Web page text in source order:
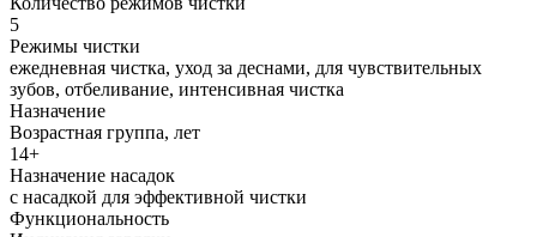
5
Режимы чистки
ежедневная чистка, уход за деснами, для чувствительных
зубов, отбеливание, интенсивная чистка
Назначение
Возрастная группа, лет
14+
Назначение насадок
с насадкой для эффективной чистки
Функциональность